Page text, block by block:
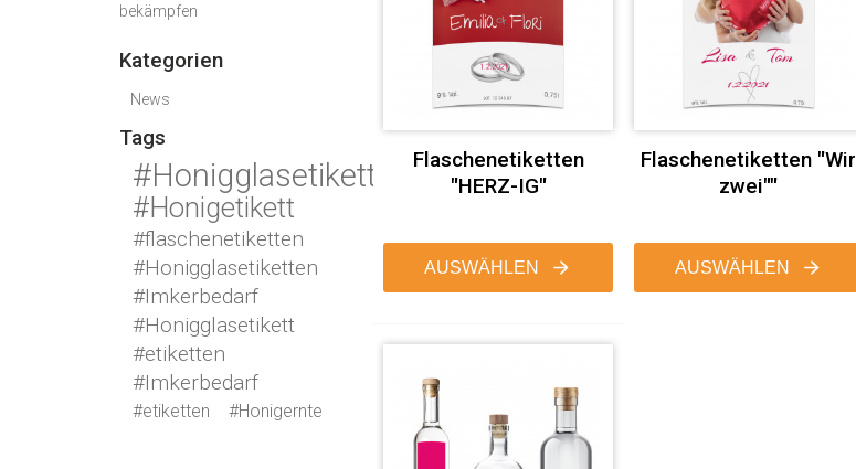
Flaschenetiketten
"HERZ-IG"
AUSWÄHLEN
Flaschenetiketten "Wir
zwei""
AUSWÄHLEN
bekämpfen
Kategorien
News
Tags
#Honigglasetikett
#Honigetikett
#flaschenetiketten
#Honigglasetiketten
#Imkerbedarf
#Honigglasetikett
#etiketten
#Imkerbedarf
#etiketten #Honigernte